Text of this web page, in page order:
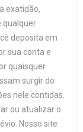
exatidão,
qualquer
deposita em
sua conta e
quaisquer
surgir do
nele contidas.
ou atualizar o
Nosso site